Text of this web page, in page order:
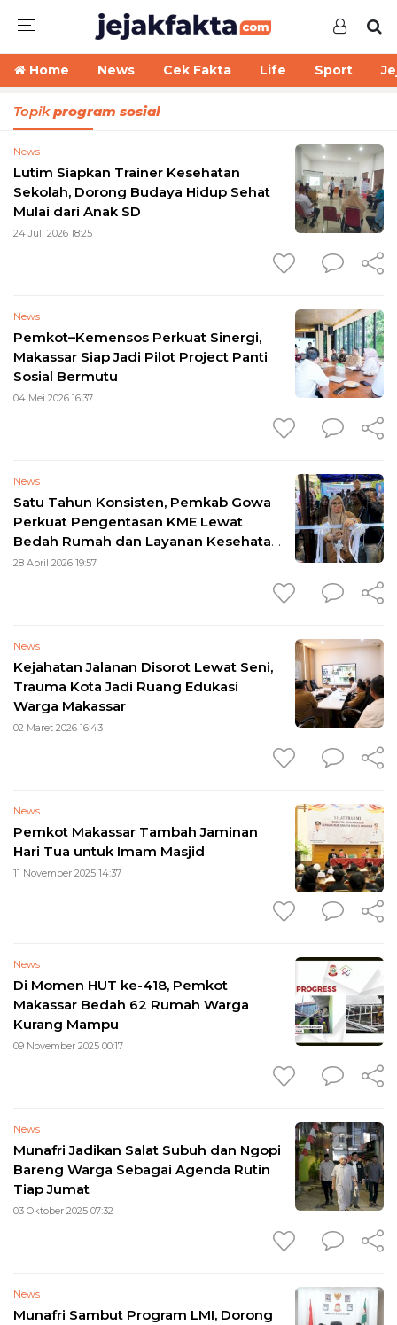
Home News Cek Fakta Life Sport
Topikprogram sosial
News
Lutim Siapkan Trainer Kesehatan
Sekolah, Dorong Budaya Hidup Sehat
Mulai dari Anak SD
24 Juli 2026 18:25
News
Pemkot–Kemensos Perkuat Sinergi,
Makassar Siap Jadi Pilot Project Panti
Sosial Bermutu
04 Mei 2026 16:37
News
Satu Tahun Konsisten, Pemkab Gowa
Perkuat Pengentasan KME Lewat
Bedah Rumah dan Layanan Kesehatan
Gratis
28 April 2026 19:57
News
Kejahatan Jalanan Disorot Lewat Seni,
Trauma Kota Jadi Ruang Edukasi
Warga Makassar
02 Maret 2026 16:43
News
Pemkot Makassar Tambah Jaminan
Hari Tua untuk Imam Masjid
11 November 2025 14:37
News
Di Momen HUT ke-418, Pemkot
Makassar Bedah 62 Rumah Warga
Kurang Mampu
09 November 2025 00:17
News
Munafri Jadikan Salat Subuh dan Ngopi
Bareng Warga Sebagai Agenda Rutin
Tiap Jumat
03 Oktober 2025 07:32
News
Munafri Sambut Program LMI, Dorong